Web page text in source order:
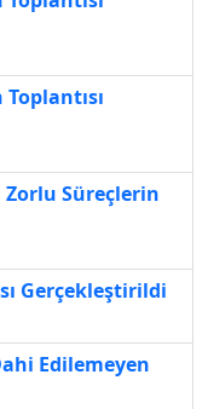
Zorlu Süreçlerin
Gerçekleştirildi
Edilemeyen